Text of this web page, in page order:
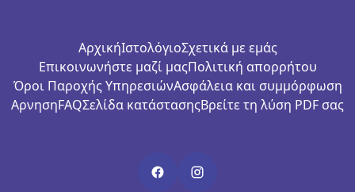
ΑρχικήΙστολόγιοΣχετικά με εμάς
Επικοινωνήστε μαζί μαςΠολιτική απορρήτου
Όροι Παροχής ΥπηρεσιώνΑσφάλεια και συμμόρφωση
ΑρνησηFAQΣελίδα κατάστασηςΒρείτε τη λύση PDF σας